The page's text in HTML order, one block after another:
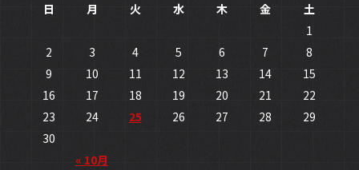
日
月 火 水 木 金 土
« 10月
1
2
3 4 5 6 7
8
9
10 11 12 13 14
15
16
17 18 19 20 21
22
23
24 25 26 27 28
29
30